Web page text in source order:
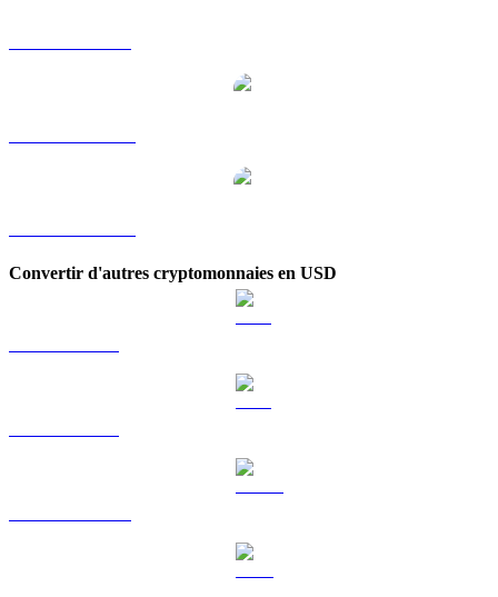
Convertir d'autres cryptomonnaies en USD